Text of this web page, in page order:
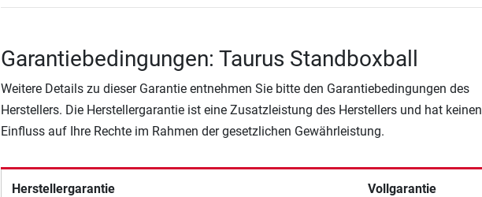
Garantiebedingungen: Taurus Standboxball
Weitere Details zu dieser Garantie entnehmen Sie bitte den Garantiebedingungen des
Herstellers. Die Herstellergarantie ist eine Zusatzleistung des Herstellers und hat keinen
Einfluss auf Ihre Rechte im Rahmen der gesetzlichen Gewährleistung.
Herstellergarantie Vollgarantie